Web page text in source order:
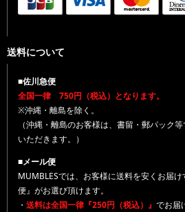
送料について
■佐川急便
全国一律 750円（税込）となります。
※沖縄・離島を除く。
（沖縄・離島のお客様は、書留・郵パック
いただきます。）
■メール便
MUMBLESでは、お客様に送料を安くお届
便』がお選び頂けます。
・ 送料は全国一律『250円（税込）』 でお届